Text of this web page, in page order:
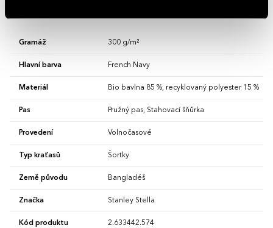
Gramáž 300 g/m²
Hlavní barva French Navy
Materiál Bio bavlna 85 %, recyklovaný polyester 15 %
Pas Pružný pas, Stahovací šňůrka
Provedení Volnočasové
Typ kraťasů Šortky
Země původu Bangladéš
Značka Stanley Stella
Kód produktu 2.633442.574